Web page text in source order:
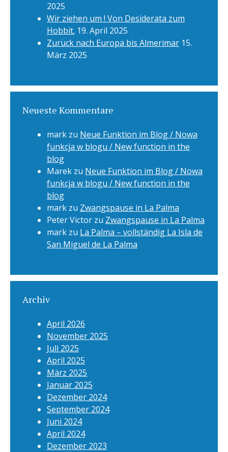
2025
Wir ziehen um ! Von Desiderata zum
Hobbit. 19. April 2025
Zurück nach Europa bis Almerimar 15.
März 2025
Neueste Kommentare
mark zu Neue Funktion im Blog / Nowa
funkcja w blogu / New function in the
blog
Marek zu Neue Funktion im Blog / Nowa
funkcja w blogu / New function in the
blog
mark zu Zwangspause in La Palma
Peter Victor zu Zwangspause in La Palma
mark zu La Palma – vollständig La Isla de
San Miguel de La Palma
Archiv
April 2026
November 2025
Juli 2025
April 2025
März 2025
Januar 2025
Dezember 2024
September 2024
Juni 2024
April 2024
Dezember 2023